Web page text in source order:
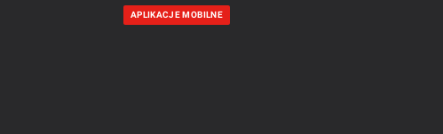
APLIKACJE MOBILNE